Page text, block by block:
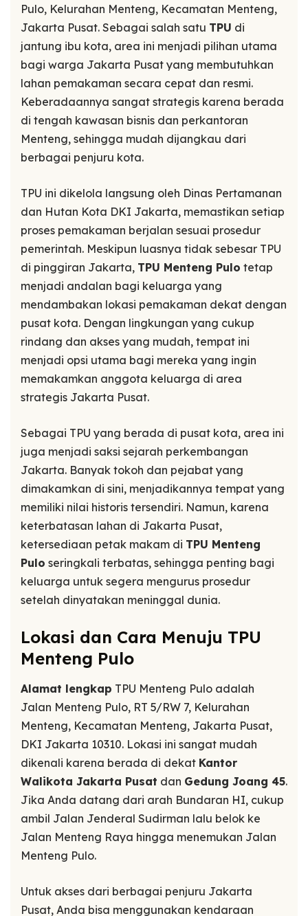
Pulo, Kelurahan Menteng, Kecamatan Menteng,
Jakarta Pusat. Sebagai salah satu TPU di
jantung ibu kota, area ini menjadi pilihan utama
bagi warga Jakarta Pusat yang membutuhkan
lahan pemakaman secara cepat dan resmi.
Keberadaannya sangat strategis karena berada
di tengah kawasan bisnis dan perkantoran
Menteng, sehingga mudah dijangkau dari
berbagai penjuru kota.
TPU ini dikelola langsung oleh Dinas Pertamanan
dan Hutan Kota DKI Jakarta, memastikan setiap
proses pemakaman berjalan sesuai prosedur
pemerintah. Meskipun luasnya tidak sebesar TPU
di pinggiran Jakarta, TPU Menteng Pulo tetap
menjadi andalan bagi keluarga yang
mendambakan lokasi pemakaman dekat dengan
pusat kota. Dengan lingkungan yang cukup
rindang dan akses yang mudah, tempat ini
menjadi opsi utama bagi mereka yang ingin
memakamkan anggota keluarga di area
strategis Jakarta Pusat.
Sebagai TPU yang berada di pusat kota, area ini
juga menjadi saksi sejarah perkembangan
Jakarta. Banyak tokoh dan pejabat yang
dimakamkan di sini, menjadikannya tempat yang
memiliki nilai historis tersendiri. Namun, karena
keterbatasan lahan di Jakarta Pusat,
ketersediaan petak makam di TPU Menteng
Pulo seringkali terbatas, sehingga penting bagi
keluarga untuk segera mengurus prosedur
setelah dinyatakan meninggal dunia.
Lokasi dan Cara Menuju TPU
Menteng Pulo
Alamat lengkap TPU Menteng Pulo adalah
Jalan Menteng Pulo, RT 5/RW 7, Kelurahan
Menteng, Kecamatan Menteng, Jakarta Pusat,
DKI Jakarta 10310. Lokasi ini sangat mudah
dikenali karena berada di dekat Kantor
Walikota Jakarta Pusat dan Gedung Joang 45.
Jika Anda datang dari arah Bundaran HI, cukup
ambil Jalan Jenderal Sudirman lalu belok ke
Jalan Menteng Raya hingga menemukan Jalan
Menteng Pulo.
Untuk akses dari berbagai penjuru Jakarta
Pusat, Anda bisa menggunakan kendaraan